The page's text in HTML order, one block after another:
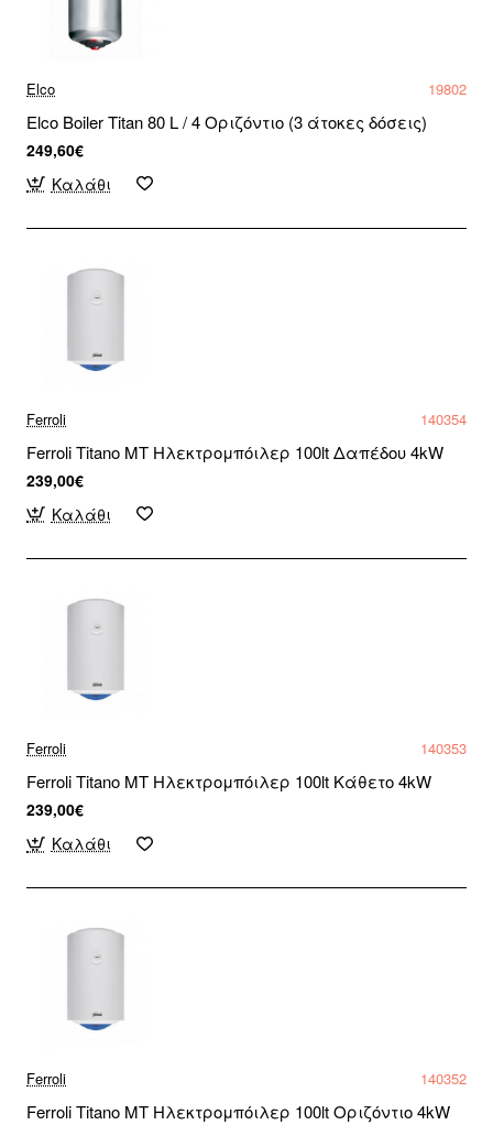
Elco 19802
Elco Boiler Titan 80 L / 4 Οριζόντιο (3 άτοκες δόσεις)
249,60€
Καλάθι
Ferroli 140354
Ferroli Titano MT Ηλεκτρομπόιλερ 100lt Δαπέδου 4kW
239,00€
Καλάθι
Ferroli 140353
Ferroli Titano MT Ηλεκτρομπόιλερ 100lt Κάθετο 4kW
239,00€
Καλάθι
Ferroli 140352
Ferroli Titano MT Ηλεκτρομπόιλερ 100lt Οριζόντιο 4kW